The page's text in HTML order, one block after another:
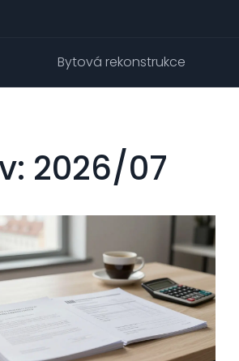
Bytová rekonstrukce
2026/07